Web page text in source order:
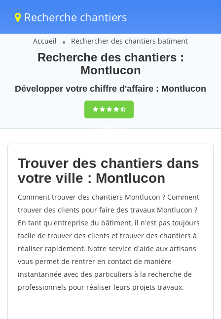
Recherche chantiers
Accueil Rechercher des chantiers batiment
Recherche des chantiers :
Montlucon
Développer votre chiffre d'affaire : Montlucon
9,5(100%)40
votes
Trouver des chantiers dans
votre ville : Montlucon
Comment trouver des chantiers Montlucon ? Comment
trouver des clients pour faire des travaux Montlucon ?
En tant qu'entreprise du bâtiment, il n'est pas toujours
facile de trouver des clients et trouver des chantiers à
réaliser rapidement. Notre service d'aide aux artisans
vous permet de rentrer en contact de manière
instantannée avec des particuliers à la recherche de
professionnels pour réaliser leurs projets travaux.